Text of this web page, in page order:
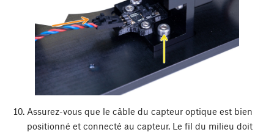
Assurez-vous que le câble du capteur optique est bien
positionné et connecté au capteur. Le fil du milieu doit